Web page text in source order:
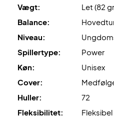
Vægt:
Let (82
Balance:
Niveau:
Spillertype:
Power
Køn:
Unisex
Cover:
Huller:
72
Fleksibilitet:
Fleksibel